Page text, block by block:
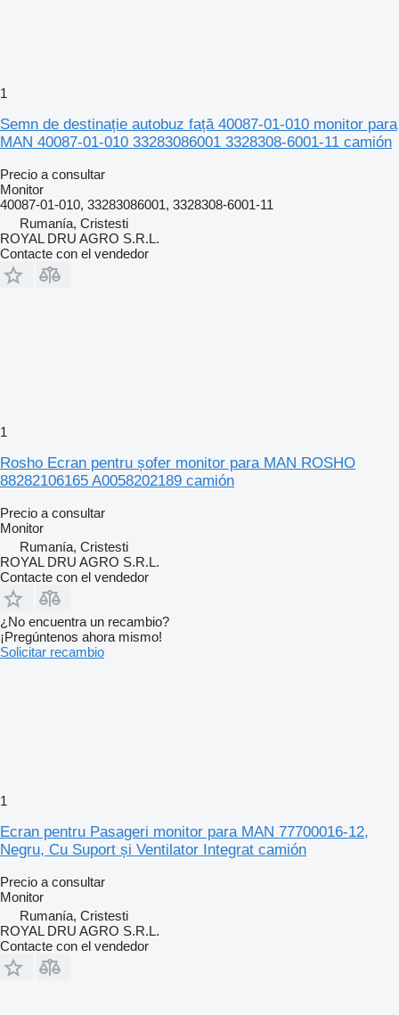
1
Semn de destinație autobuz față 40087-01-010 monitor para
MAN 40087-01-010 33283086001 3328308-6001-11 camión
Precio a consultar
Monitor
40087-01-010, 33283086001, 3328308-6001-11
Rumanía, Cristesti
ROYAL DRU AGRO S.R.L.
Contacte con el vendedor
1
Rosho Ecran pentru șofer monitor para MAN ROSHO
88282106165 A0058202189 camión
Precio a consultar
Monitor
Rumanía, Cristesti
ROYAL DRU AGRO S.R.L.
Contacte con el vendedor
¿No encuentra un recambio?
¡Pregúntenos ahora mismo!
Solicitar recambio
1
Ecran pentru Pasageri monitor para MAN 77700016-12,
Negru, Cu Suport și Ventilator Integrat camión
Precio a consultar
Monitor
Rumanía, Cristesti
ROYAL DRU AGRO S.R.L.
Contacte con el vendedor